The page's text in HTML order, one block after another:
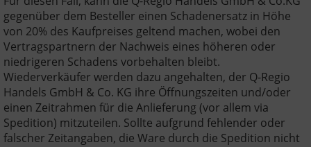
gegenüber dem Besteller einen Schadenersatz in Höhe
von 20% des Kaufpreises geltend machen, wobei den
Vertragspartnern der Nachweis eines höheren oder
niedrigeren Schadens vorbehalten bleibt.
Wiederverkäufer werden dazu angehalten, der Q-Regio
Handels GmbH & Co. KG ihre Öffnungszeiten und/oder
einen Zeitrahmen für die Anlieferung (vor allem via
Spedition) mitzuteilen. Sollte aufgrund fehlender oder
falscher Zeitangaben, die Ware durch die Spedition nicht